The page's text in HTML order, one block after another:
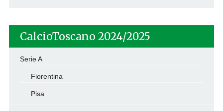
CalcioToscano 2024/2025
Serie A
Fiorentina
Pisa